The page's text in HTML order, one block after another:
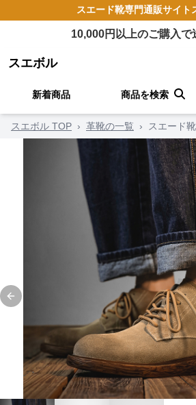
スエード靴専門通販サイト
10,000円以上のご購入で
スエボル
新着商品 商品を検索
スエボル TOP › 革靴の一覧 › スエード
Previous slide